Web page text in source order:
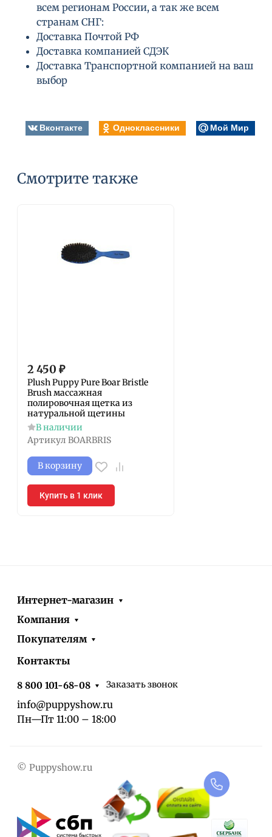
всем регионам России, а так же всем
странам СНГ:
Доставка Почтой РФ
Доставка компанией СДЭК
Доставка Транспортной компанией на ваш
выбор
Вконтакте Одноклассники Мой Мир
Смотрите также
2 450 ₽
Plush Puppy Pure Boar Bristle
Brush массажная
полировочная щетка из
натуральной щетины
В наличии
Артикул BOARBRIS
В корзину
Купить в 1 клик
Интернет-магазин
Компания
Покупателям
Контакты
8 800 101-68-08 Заказать звонок
info@puppyshow.ru
Пн—Пт 11:00 – 18:00
© Puppyshow.ru